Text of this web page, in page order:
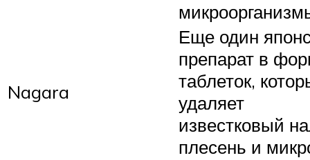
Nagara
Еще один
препарат в
таблеток,
удаляет
известковый
плесень и